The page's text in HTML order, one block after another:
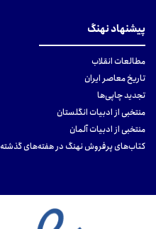
پیشنهاد نهنگ
مطالعات انقلاب
تاریخ معاصر ایران
تجدید چاپی‌ها
منتخبی از ادبیات انگلستان
منتخبی از ادبیات آلمان
کتاب‌های پرفروش نهنگ در هفته‌های گذشته